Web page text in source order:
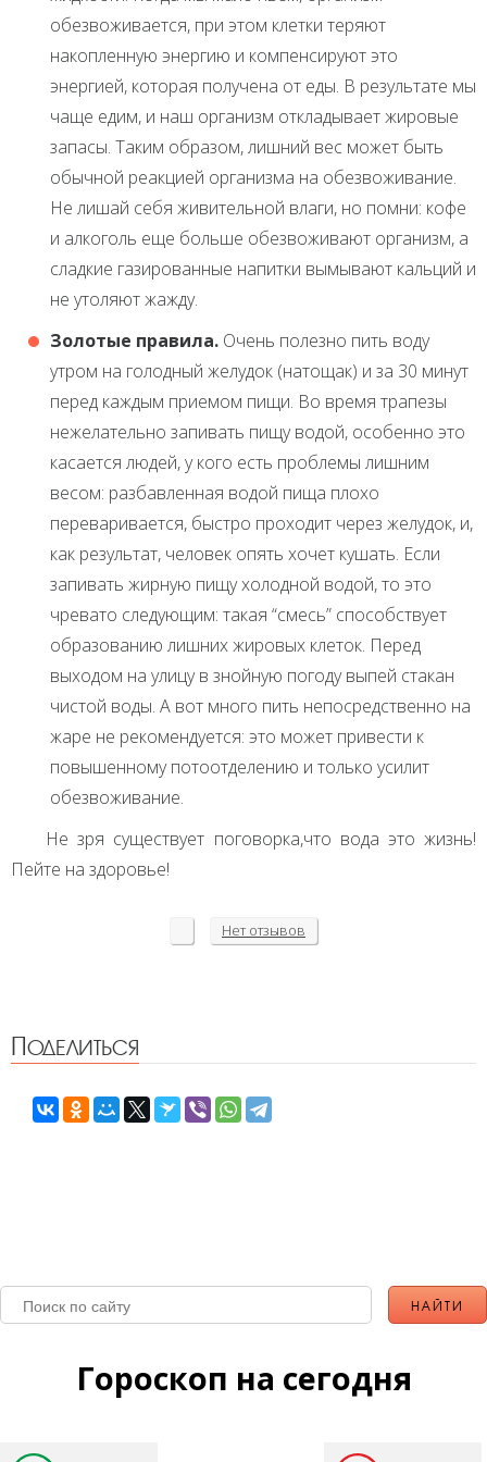
обезвоживается, при этом клетки теряют
накопленную энергию и компенсируют это
энергией, которая получена от еды. В результате мы
чаще едим, и наш организм откладывает жировые
запасы. Таким образом, лишний вес может быть
обычной реакцией организма на обезвоживание.
Не лишай себя живительной влаги, но помни: кофе
и алкоголь еще больше обезвоживают организм, а
сладкие газированные напитки вымывают кальций и
не утоляют жажду.
Золотые правила. Очень полезно пить воду
утром на голодный желудок (натощак) и за 30 минут
перед каждым приемом пищи. Во время трапезы
нежелательно запивать пищу водой, особенно это
касается людей, у кого есть проблемы лишним
весом: разбавленная водой пища плохо
переваривается, быстро проходит через желудок, и,
как результат, человек опять хочет кушать. Если
запивать жирную пищу холодной водой, то это
чревато следующим: такая “смесь” способствует
образованию лишних жировых клеток. Перед
выходом на улицу в знойную погоду выпей стакан
чистой воды. А вот много пить непосредственно на
жаре не рекомендуется: это может привести к
повышенному потоотделению и только усилит
обезвоживание.
Не зря существует поговорка,что вода это жизнь!
Пейте на здоровье!
Нет отзывов
Поделиться
Гороскоп на сегодня